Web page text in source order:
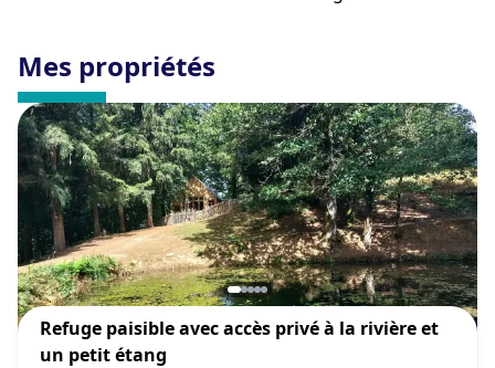
Mes propriétés
Refuge paisible avec accès privé à la rivière et
un petit étang